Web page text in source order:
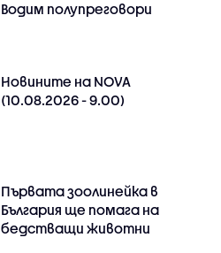
Водим полупреговори
Новините на NOVA
(10.08.2026 - 9.00)
Първата зоолинейка в
България ще помага на
бедстващи животни